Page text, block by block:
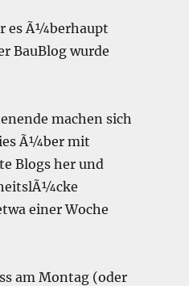
es Ã¼berhaupt
BauBlog wurde
machen sich
Ã¼ber mit
Blogs her und
einer Woche
am Montag (oder